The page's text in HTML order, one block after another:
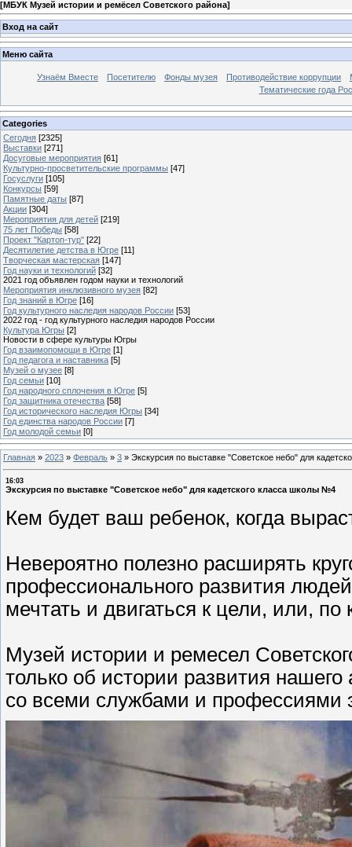
[МБУК Музей истории и ремёсел Советского района]
Вход на сайт
Меню сайта
Узнаём Вместе Посетителю Фонды музея Противодействие коррупции
Тематические года
Categories
Сегодня [2325]
Выставки [271]
Досуговые мероприятия [61]
Культурно-просветительские программы [47]
Госуслуги [105]
Конкурсы [59]
Памятные даты [87]
Акции [304]
Мероприятия для детей [219]
75 лет Победы [58]
Проект "Картоп-тур" [22]
Десятилетие детства в Югре [11]
Творческая мастерская [147]
Год науки и технологий [32]
2021 год объявлен годом науки и технологий
Мероприятия инклюзивного музея [82]
Год знаний в Югре [16]
Год культурного наследия народов России [53]
2022 год - год культурного наследия народов России
Культура Югры [2]
Новости в сфере культуры Югры
Год взаимопомощи в Югре [1]
Год педагога и наставника [5]
Музей о музее [8]
Год семьи [10]
Год народного сплочения в Югре [5]
Год защитника отечества [58]
Год исторического наследия Югры [34]
Год единства народов России [7]
Год молодой семьи [0]
Главная » 2023 » Февраль » 3 » Экскурсия по выставке "Советское небо" для
16:03
Экскурсия по выставке "Советское небо" для кадетского класса школы №4
Кем будет ваш ребенок, когда
Невероятно полезно расширять
профессионального развития
мечтать и двигаться к цели, или,
Музей истории и ремесел
только об истории развития
со всеми службами и